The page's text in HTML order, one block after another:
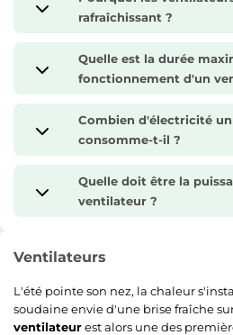
rafraîchissant ?
Quelle est la durée
fonctionnement d'un
Combien d'électricité
consomme-t-il ?
Quelle doit être la
ventilateur ?
Ventilateurs
L'été pointe son nez, la chaleur
soudaine envie d'une brise fraîche
ventilateurest alors une des